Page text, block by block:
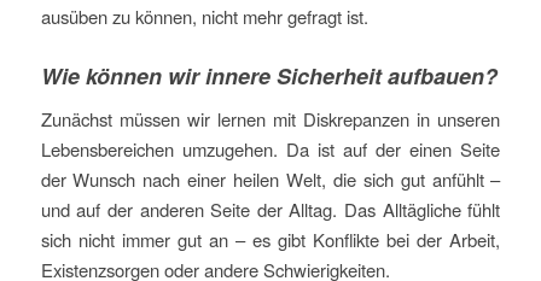
ausüben zu können, nicht mehr gefragt ist.
Wie können wir innere Sicherheit aufbauen?
Zunächst müssen wir lernen mit Diskrepanzen in unseren
Lebensbereichen umzugehen. Da ist auf der einen Seite
der Wunsch nach einer heilen Welt, die sich gut anfühlt –
und auf der anderen Seite der Alltag. Das Alltägliche fühlt
sich nicht immer gut an – es gibt Konflikte bei der Arbeit,
Existenzsorgen oder andere Schwierigkeiten.